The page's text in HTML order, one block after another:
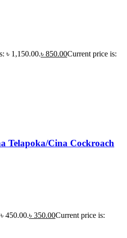
৳ 1,150.00.৳ 850.00Current price is:
Telapoka/Cina Cockroach
450.00.৳ 350.00Current price is: